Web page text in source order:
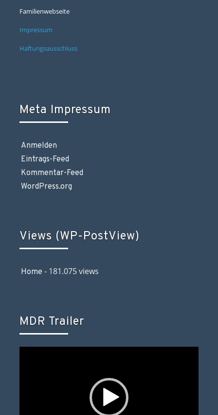
Familienwebseite
Impressum
Haftungsausschluss
Meta Impressum
Anmelden
Eintrags-Feed
Kommentar-Feed
WordPress.org
Views (WP-PostView)
Home - 181.075 views
MDR Trailer